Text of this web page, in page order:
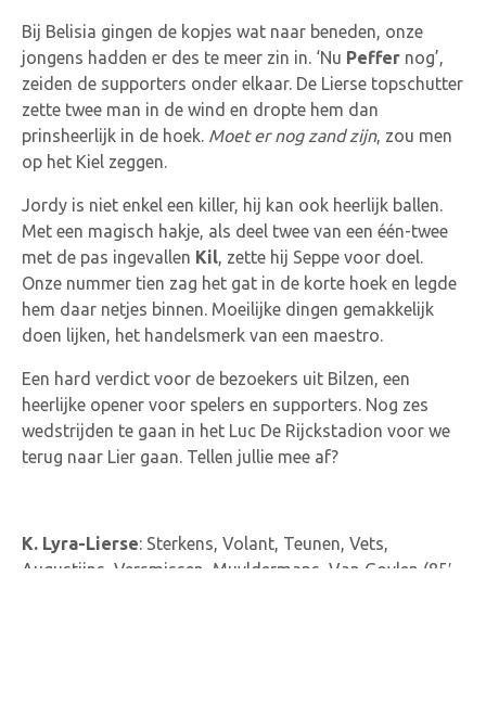
Bij Belisia gingen de kopjes wat naar beneden, onze
jongens hadden er des te meer zin in. ‘Nu Peffer nog’,
zeiden de supporters onder elkaar. De Lierse topschutter
zette twee man in de wind en dropte hem dan
prinsheerlijk in de hoek. Moet er nog zand zijn, zou men
op het Kiel zeggen.
Jordy is niet enkel een killer, hij kan ook heerlijk ballen.
Met een magisch hakje, als deel twee van een één-twee
met de pas ingevallen Kil, zette hij Seppe voor doel.
Onze nummer tien zag het gat in de korte hoek en legde
hem daar netjes binnen. Moeilijke dingen gemakkelijk
doen lijken, het handelsmerk van een maestro.
Een hard verdict voor de bezoekers uit Bilzen, een
heerlijke opener voor spelers en supporters. Nog zes
wedstrijden te gaan in het Luc De Rijckstadion voor we
terug naar Lier gaan. Tellen jullie mee af?
K. Lyra-Lierse: Sterkens, Volant, Teunen, Vets,
Augustijns, Versmissen, Muyldermans, Van Goylen (85′